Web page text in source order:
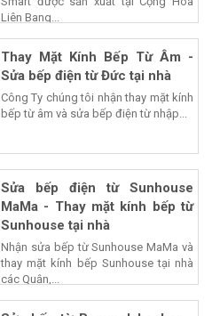
Smart được sản xuất tại Cộng Hòa
Liên Bang...
Thay Mặt Kính Bếp Từ Âm -
Sửa bếp điện từ Đức tại nhà
Công Ty chúng tôi nhận thay mặt kính
bếp từ âm và sửa bếp điện từ nhập...
Sửa bếp điện từ Sunhouse
MaMa - Thay mặt kính bếp từ
Sunhouse tại nhà
Nhận sửa bếp từ Sunhouse MaMa và
thay mặt kính bếp Sunhouse tại nhà
các Quận,...